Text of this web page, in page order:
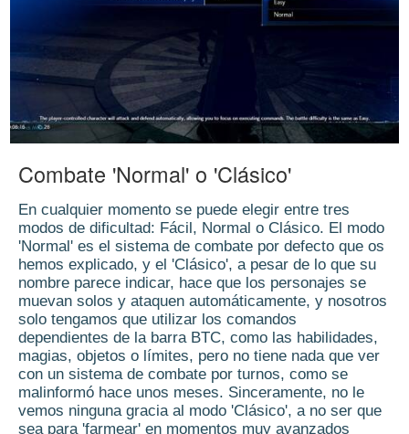
Combate 'Normal' o 'Clásico'
En cualquier momento se puede elegir entre tres
modos de dificultad: Fácil, Normal o Clásico. El modo
'Normal' es el sistema de combate por defecto que os
hemos explicado, y el 'Clásico', a pesar de lo que su
nombre parece indicar, hace que los personajes se
muevan solos y ataquen automáticamente, y nosotros
solo tengamos que utilizar los comandos
dependientes de la barra BTC, como las habilidades,
magias, objetos o límites, pero no tiene nada que ver
con un sistema de combate por turnos, como se
malinformó hace unos meses. Sinceramente, no le
vemos ninguna gracia al modo 'Clásico', a no ser que
sea para 'farmear' en momentos muy avanzados